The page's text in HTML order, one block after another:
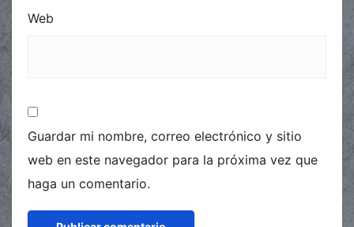
Web
Guardar mi nombre, correo electrónico y sitio
web en este navegador para la próxima vez que
haga un comentario.